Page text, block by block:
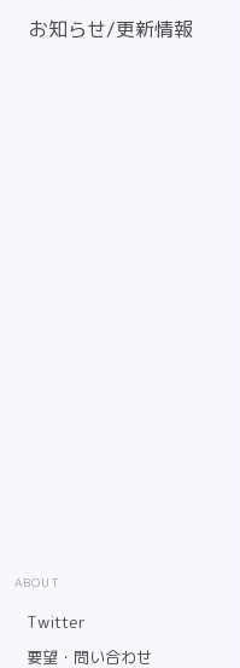
お知らせ/更新情報
ABOUT
Twitter
要望・問い合わせ